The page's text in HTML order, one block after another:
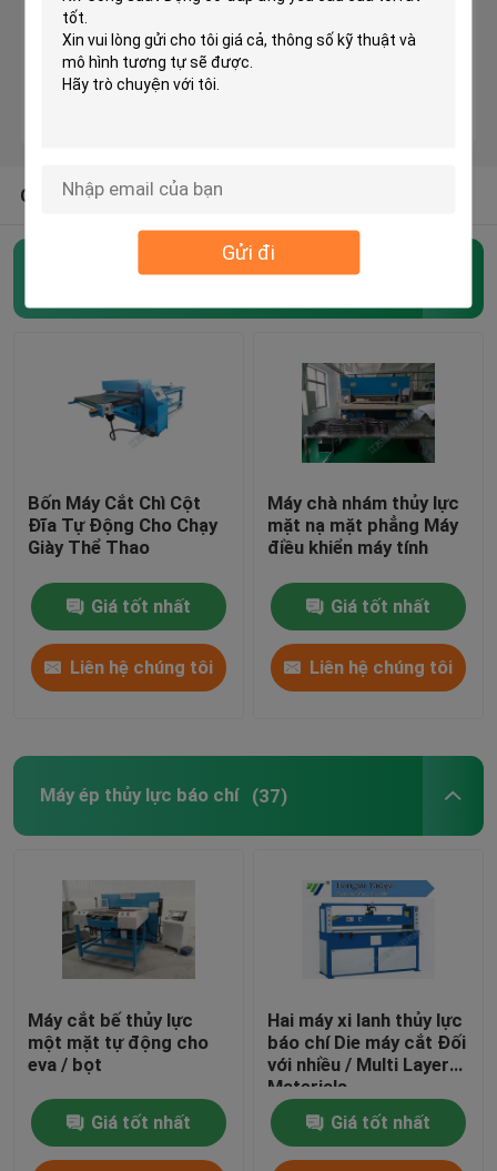
Gửi đi
Máy cắt đầu máy thủy lực
Máy cắt băng vải
Máy cuộn vải
Máy siêu âm nổi
Máy dán ngọn lửa
Tấm nhựa
Máy làm găng tay
CÁC LOẠI KHÁC TỪ CHÚNG TÔI
Máy cắt thủy lực (54)
Bốn Máy Cắt Chì Cột
Đĩa Tự Động Cho Chạy
Giày Thể Thao
Giá tốt nhất
Liên hệ chúng tôi
Máy chà nhám thủy lực
mặt nạ mặt phẳng Máy
điều khiển máy tính
Giá tốt nhất
Liên hệ chúng tôi
Máy ép thủy lực báo chí (37)
Máy cắt bế thủy lực
một mặt tự động cho
eva / bọt
Giá tốt nhất
Hai máy xi lanh thủy lực
báo chí Die máy cắt Đối
với nhiều / Multi Layer
Materials
Giá tốt nhất